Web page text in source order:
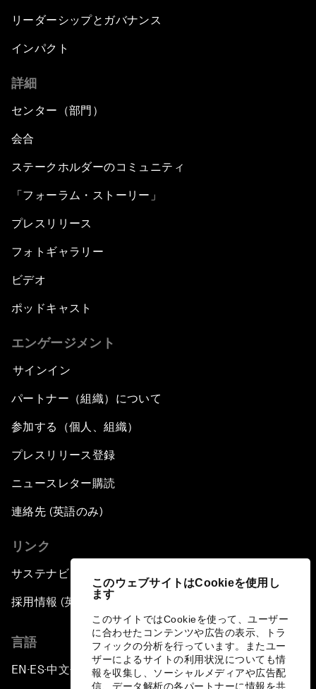
このウェブサイトはCookieを使用し
ます
このサイトではCookieを使って、ユーザー
に合わせたコンテンツや広告の表示、トラ
フィックの分析を行っています。またユー
ザーによるサイトの利用状況についても情
報を収集し、ソーシャルメディアや広告配
信、データ解析の各パートナーに情報を共
リーダーシップとガバナンス
インパクト
詳細
センター（部門）
会合
ステークホルダーのコミュニティ
「フォーラム・ストーリー」
プレスリリース
フォトギャラリー
ビデオ
ポッドキャスト
エンゲージメント
サインイン
パートナー（組織）について
参加する（個人、組織）
プレスリリース登録
ニュースレター購読
連絡先 (英語のみ)
リンク
サステナビリティへの取り組み
採用情報 (英語のみ)
言語
EN ▪ES▪中文▪ 日本語